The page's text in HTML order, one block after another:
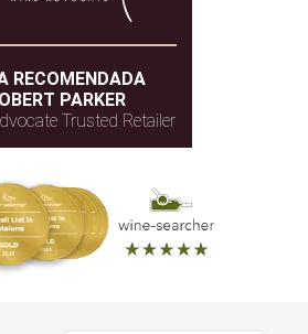
RECOMENDADA
PARKER
Trusted Retailer